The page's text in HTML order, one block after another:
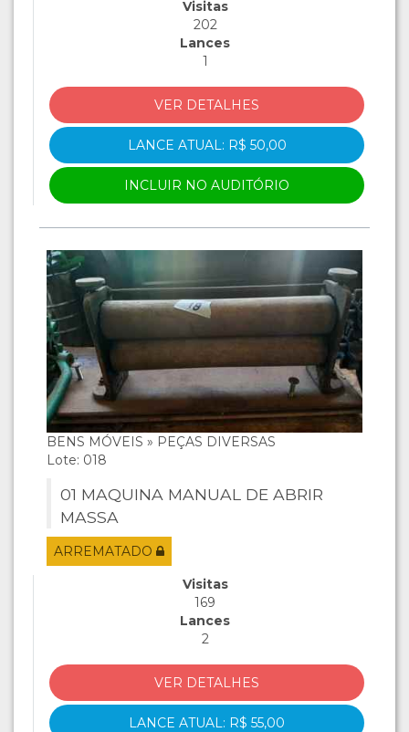
Visitas
202
Lances
1
VER DETALHES
LANCE ATUAL: R$ 50,00
INCLUIR NO AUDITÓRIO
BENS MÓVEIS » PEÇAS DIVERSAS
Lote: 018
01 MAQUINA MANUAL DE ABRIR
MASSA
ARREMATADO
Visitas
169
Lances
2
VER DETALHES
LANCE ATUAL: R$ 55,00